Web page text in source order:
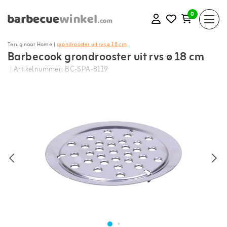
0
Terug naar Home | grondrooster uit rvs ø 18 cm
Barbecook grondrooster uit rvs ø 18 cm
| Artikelnummer: BC-SPA-8119